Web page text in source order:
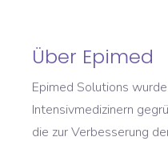
Über Epimed
Epimed Solutions
Intensivmedizinern
die zur Verbesserung